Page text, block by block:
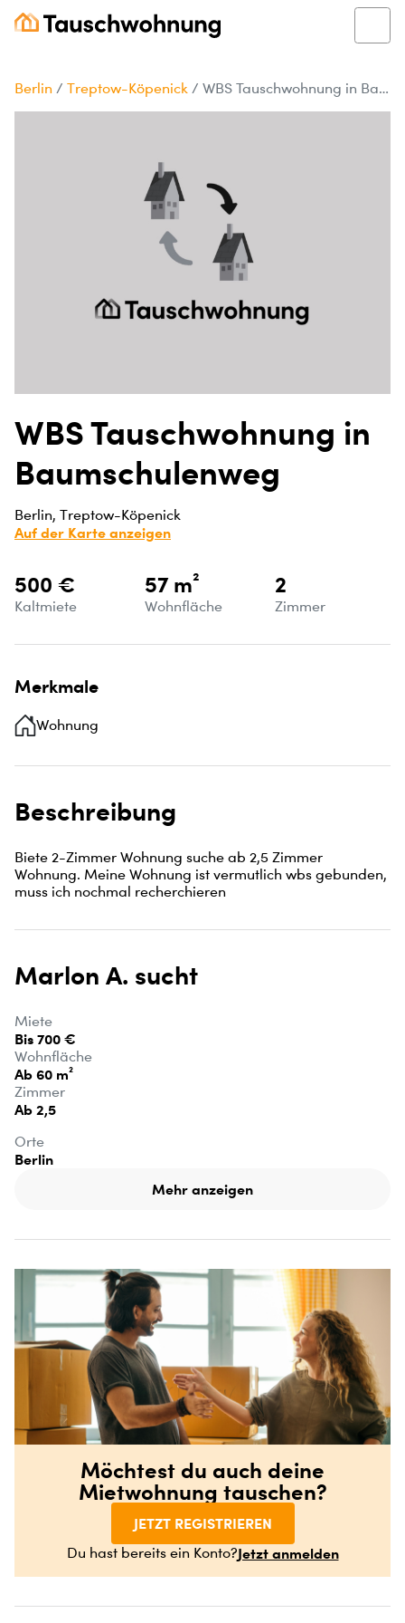
Berlin / Treptow-Köpenick / WBS Tauschwohnung in Baumschulenweg
WBS Tauschwohnung in
Baumschulenweg
Berlin, Treptow-Köpenick
Auf der Karte anzeigen
500 €
Kaltmiete
57 m²
Wohnfläche
2
Zimmer
Merkmale
Wohnung
Beschreibung
Biete 2-Zimmer Wohnung suche ab 2,5 Zimmer
Wohnung. Meine Wohnung ist vermutlich wbs gebunden,
muss ich nochmal recherchieren
Marlon A. sucht
Miete
Bis 700 €
Wohnfläche
Ab 60 m²
Zimmer
Ab 2,5
Orte
Berlin
Mehr anzeigen
Möchtest du auch deine
Mietwohnung tauschen?
JETZT REGISTRIEREN
Du hast bereits ein Konto?Jetzt anmelden